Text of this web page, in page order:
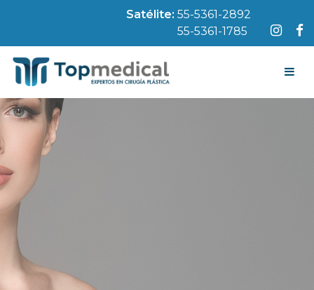
Satélite: 55-5361-2892
55-5361-1785